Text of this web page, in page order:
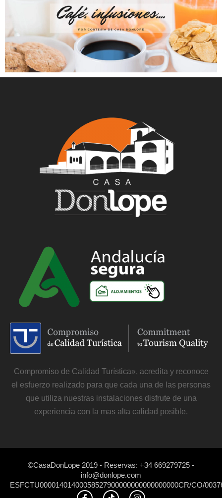
Compromiso de Calidad Turística», acredita y reconoce
el esfuerzo realizado para que cada una de las personas
que utiliza nuestras instalaciones disfrute de una
experiencia con la mas alta calidad posible.
©CasaDonLope 2019 - Reservas: +34 669279725 -
info@donlope.com
ESFCTU00001401400058527900000000000000000CR/CO/